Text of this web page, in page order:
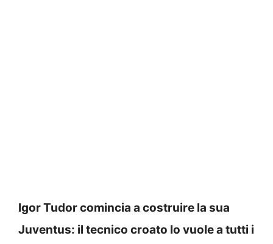
Igor Tudor comincia a costruire la sua
Juventus: il tecnico croato lo vuole a tutti i